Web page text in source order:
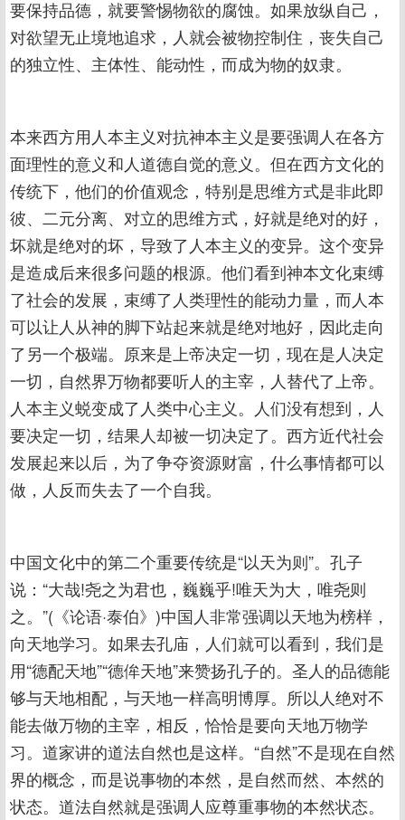
要保持品德，就要警惕物欲的腐蚀。如果放纵自己，
对欲望无止境地追求，人就会被物控制住，丧失自己
的独立性、主体性、能动性，而成为物的奴隶。
本来西方用人本主义对抗神本主义是要强调人在各方
面理性的意义和人道德自觉的意义。但在西方文化的
传统下，他们的价值观念，特别是思维方式是非此即
彼、二元分离、对立的思维方式，好就是绝对的好，
坏就是绝对的坏，导致了人本主义的变异。这个变异
是造成后来很多问题的根源。他们看到神本文化束缚
了社会的发展，束缚了人类理性的能动力量，而人本
可以让人从神的脚下站起来就是绝对地好，因此走向
了另一个极端。原来是上帝决定一切，现在是人决定
一切，自然界万物都要听人的主宰，人替代了上帝。
人本主义蜕变成了人类中心主义。人们没有想到，人
要决定一切，结果人却被一切决定了。西方近代社会
发展起来以后，为了争夺资源财富，什么事情都可以
做，人反而失去了一个自我。
中国文化中的第二个重要传统是“以天为则”。孔子
说：“大哉!尧之为君也，巍巍乎!唯天为大，唯尧则
之。”(《论语·泰伯》)中国人非常强调以天地为榜样，
向天地学习。如果去孔庙，人们就可以看到，我们是
用“德配天地”“德侔天地”来赞扬孔子的。圣人的品德能
够与天地相配，与天地一样高明博厚。所以人绝对不
能去做万物的主宰，相反，恰恰是要向天地万物学
习。道家讲的道法自然也是这样。“自然”不是现在自然
界的概念，而是说事物的本然，是自然而然、本然的
状态。道法自然就是强调人应尊重事物的本然状态。